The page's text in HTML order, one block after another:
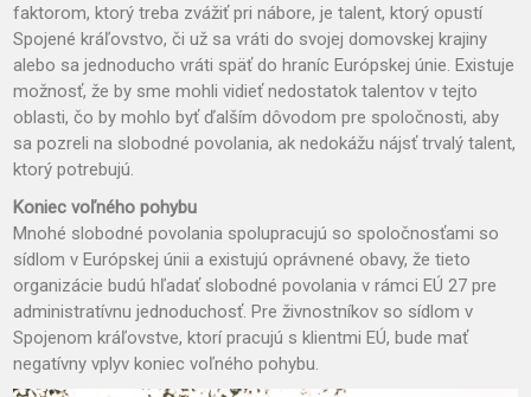
faktorom, ktorý treba zvážiť pri nábore, je talent, ktorý opustí
Spojené kráľovstvo, či už sa vráti do svojej domovskej krajiny
alebo sa jednoducho vráti späť do hraníc Európskej únie. Existuje
možnosť, že by sme mohli vidieť nedostatok talentov v tejto
oblasti, čo by mohlo byť ďalším dôvodom pre spoločnosti, aby
sa pozreli na slobodné povolania, ak nedokážu nájsť trvalý talent,
ktorý potrebujú.
Koniec voľného pohybu
Mnohé slobodné povolania spolupracujú so spoločnosťami so
sídlom v Európskej únii a existujú oprávnené obavy, že tieto
organizácie budú hľadať slobodné povolania v rámci EÚ 27 pre
administratívnu jednoduchosť. Pre živnostníkov so sídlom v
Spojenom kráľovstve, ktorí pracujú s klientmi EÚ, bude mať
negatívny vplyv koniec voľného pohybu.